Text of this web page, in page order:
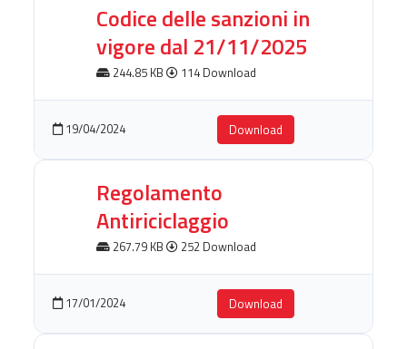
Codice delle sanzioni in
vigore dal 21/11/2025
244.85 KB 114 Download
19/04/2024 Download
Regolamento
Antiriciclaggio
267.79 KB 252 Download
17/01/2024 Download